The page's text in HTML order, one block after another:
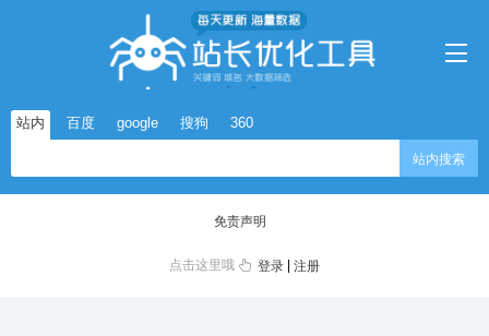
站内 百度 google 搜狗 360
站内搜索
免责声明
点击这里哦 登录 |注册